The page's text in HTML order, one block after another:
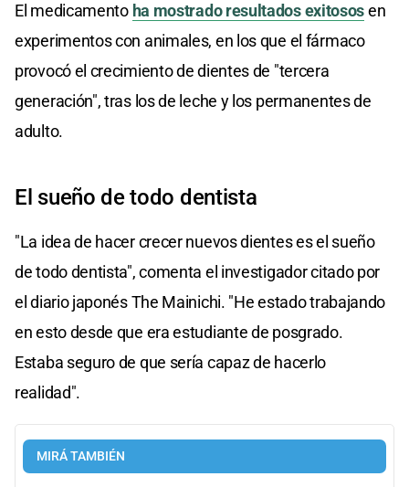
El medicamento ha mostrado resultados exitososen
experimentos con animales, en los que el fármaco
provocó el crecimiento de dientes de "tercera
generación", tras los de leche y los permanentes de
adulto.
El sueño de todo dentista
"La idea de hacer crecer nuevos dientes es el sueño
de todo dentista", comenta el investigador citado por
el diario japonés The Mainichi. "He estado trabajando
en esto desde que era estudiante de posgrado.
Estaba seguro de que sería capaz de hacerlo
realidad".
MIRÁ TAMBIÉN